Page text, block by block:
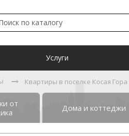
Услуги
Квартиры в поселке Косая Гора
от
Дома и коттеджи